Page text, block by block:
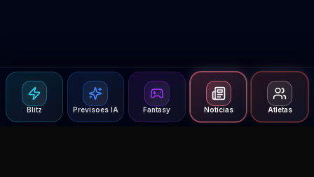
Blitz Previsoes IA Fantasy Notícias Atletas